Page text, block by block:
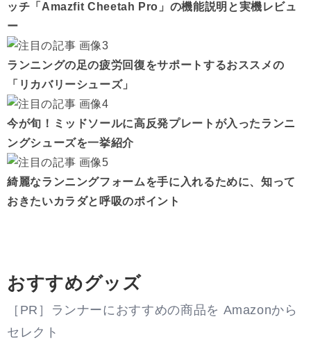
ッチ「Amazfit Cheetah Pro」の機能説明と実機レビュ
ー
ランニングの足の疲労回復をサポートするおススメの
「リカバリーシューズ」
今が旬！ミッドソールに高反発プレートが入ったランニ
ングシューズを一挙紹介
綺麗なランニングフォームを手に入れるために、知って
おきたいカラダと呼吸のポイント
おすすめグッズ
［PR］ランナーにおすすめの商品を Amazonから
セレクト